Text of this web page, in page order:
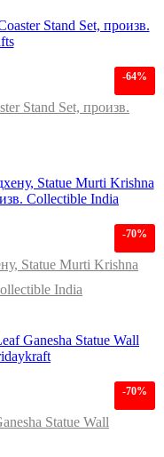
-64%
Stand Set, произв.
-70%
Statue Murti Krishna
India
-70%
Statue Wall